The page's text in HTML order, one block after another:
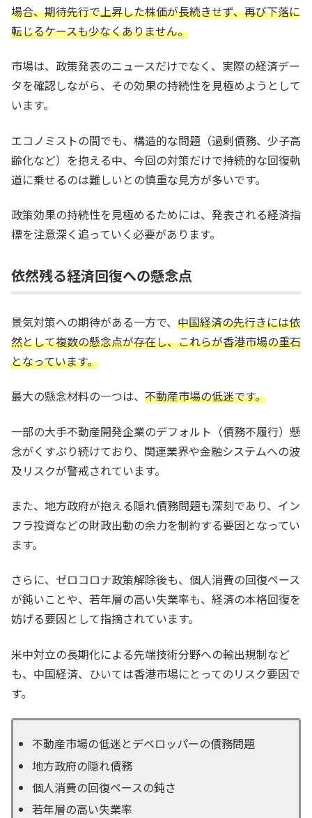
場合、期待先行で上昇した株価が長続きせず、再び下落に
転じるケースも少なくありません。
市場は、政策発表のニュースだけでなく、実際の経済デー
タを確認しながら、その効果の持続性を見極めようとして
います。
エコノミストの間でも、構造的な問題（過剰債務、少子高
齢化など）を抱える中、今回の対策だけで持続的な回復軌
道に乗せるのは難しいとの慎重な見方が多いです。
政策効果の持続性を見極めるためには、発表される経済指
標を注意深く追っていく必要があります。
依然残る経済回復への懸念点
景気対策への期待がある一方で、 中国経済の先行きには依
然として複数の懸念点が存在し、これらが香港市場の重石
となっています。
最大の懸念材料の一つは、 不動産市場の低迷です。
一部の大手不動産開発企業のデフォルト（債務不履行）懸
念がくすぶり続けており、関連業界や金融システムへの波
及リスクが警戒されています。
また、地方政府が抱える隠れ債務問題も深刻であり、イン
フラ投資などの財政出動の余力を制約する要因となってい
ます。
さらに、ゼロコロナ政策解除後も、個人消費の回復ペース
が鈍いことや、若年層の高い失業率も、経済の本格回復を
妨げる要因として指摘されています。
米中対立の長期化による先端技術分野への輸出規制など
も、中国経済、ひいては香港市場にとってのリスク要因で
す。
不動産市場の低迷とデベロッパーの債務問題
地方政府の隠れ債務
個人消費の回復ペースの鈍さ
若年層の高い失業率